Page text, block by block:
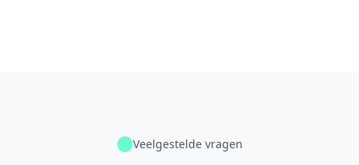
Veelgestelde vragen